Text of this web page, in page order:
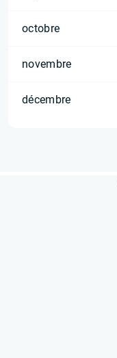
octobre
novembre
décembre